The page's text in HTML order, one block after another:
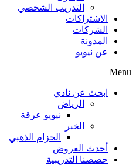
التدريب الشخصي
الاشتراكات
الشركات
المدونة
عن نيويو
Menu
ابحث عن نادي
الرياض
نيويو عرقة
الخبر
الحزام الذهبي
أحدث العروض
حصصنا التدريبية